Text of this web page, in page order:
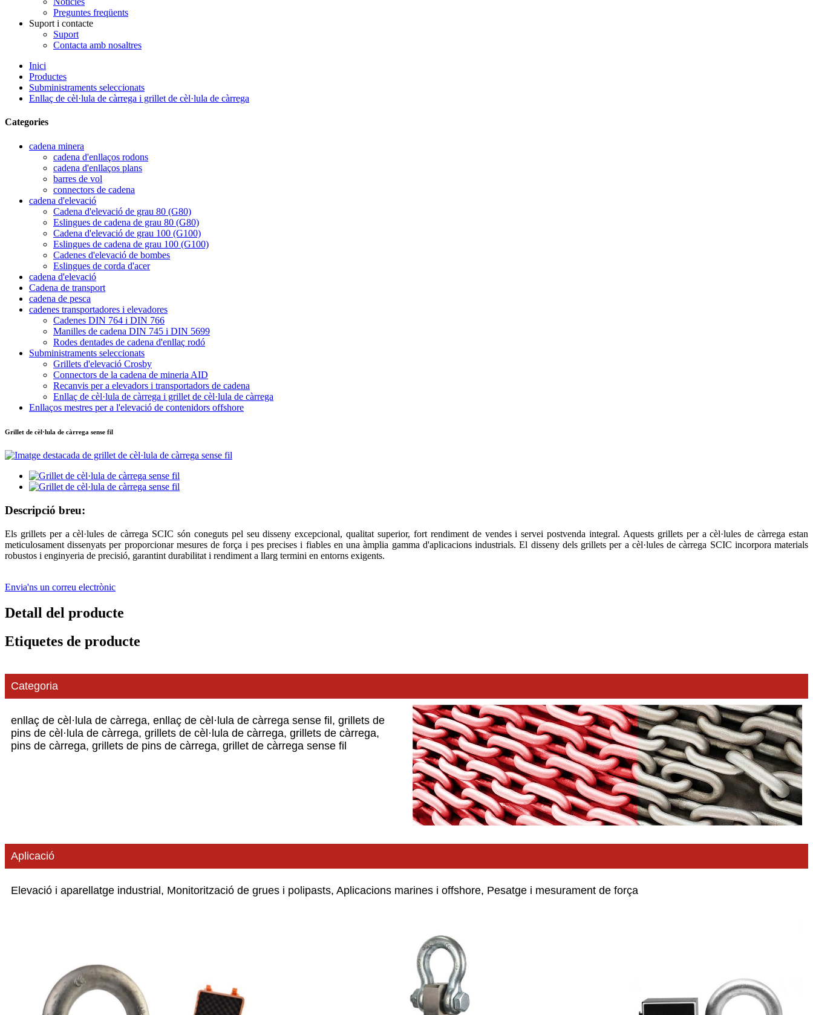
Preguntes freqüents
Suport i contacte
Suport
Contacta amb nosaltres
Inici
Productes
Subministraments seleccionats
Enllaç de cèl·lula de càrrega i grillet de cèl·lula de càrrega
Categories
cadena minera
cadena d'enllaços rodons
cadena d'enllaços plans
barres de vol
connectors de cadena
cadena d'elevació
Cadena d'elevació de grau 80 (G80)
Eslingues de cadena de grau 80 (G80)
Cadena d'elevació de grau 100 (G100)
Eslingues de cadena de grau 100 (G100)
Cadenes d'elevació de bombes
Eslingues de corda d'acer
cadena d'elevació
Cadena de transport
cadena de pesca
cadenes transportadores i elevadores
Cadenes DIN 764 i DIN 766
Manilles de cadena DIN 745 i DIN 5699
Rodes dentades de cadena d'enllaç rodó
Subministraments seleccionats
Grillets d'elevació Crosby
Connectors de la cadena de mineria AID
Recanvis per a elevadors i transportadors de cadena
Enllaç de cèl·lula de càrrega i grillet de cèl·lula de càrrega
Enllaços mestres per a l'elevació de contenidors offshore
Grillet de cèl·lula de càrrega sense fil
Descripció breu:
Els grillets per a cèl·lules de càrrega SCIC són coneguts pel seu disseny excepcional, qualitat superior, fort rendiment de vendes i servei postvenda integral. Aquests grillets per a cèl·lules de càrrega estan
meticulosament dissenyats per proporcionar mesures de força i pes precises i fiables en una àmplia gamma d'aplicacions industrials. El disseny dels grillets per a cèl·lules de càrrega SCIC incorpora materials
robustos i enginyeria de precisió, garantint durabilitat i rendiment a llarg termini en entorns exigents.
Envia'ns un correu electrònic
Detall del producte
Etiquetes de producte
Categoria
enllaç de cèl·lula de càrrega, enllaç de cèl·lula de càrrega sense fil, grillets de
pins de cèl·lula de càrrega, grillets de cèl·lula de càrrega, grillets de càrrega,
pins de càrrega, grillets de pins de càrrega, grillet de càrrega sense fil
Aplicació
Elevació i aparellatge industrial, Monitorització de grues i polipasts, Aplicacions marines i offshore, Pesatge i mesurament de força